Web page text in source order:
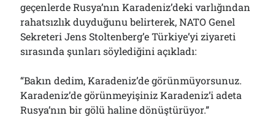
geçenlerde Rusya’nın Karadeniz’deki varlığından
rahatsızlık duyduğunu belirterek, NATO Genel
Sekreteri Jens Stoltenberg’e Türkiye’yi ziyareti
sırasında şunları söylediğini açıkladı:
“Bakın dedim, Karadeniz’de görünmüyorsunuz.
Karadeniz’de görünmeyişiniz Karadeniz’i adeta
Rusya’nın bir gölü haline dönüştürüyor.”